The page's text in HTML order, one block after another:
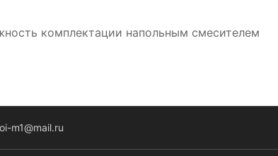
комплектации напольным смесителем
m1@mail.ru